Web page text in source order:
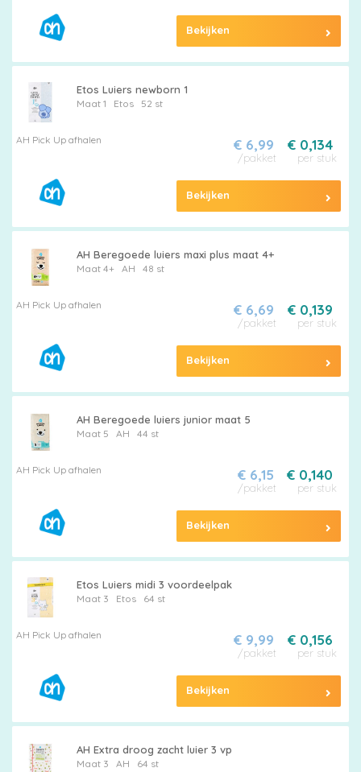
Bekijken
Etos Luiers newborn 1
Maat 1 Etos 52 st
AH Pick Up afhalen € 0,134
per stuk
€ 6,99
/pakket
Bekijken
AH Beregoede luiers maxi plus maat 4+
Maat 4+ AH 48 st
AH Pick Up afhalen € 0,139
per stuk
€ 6,69
/pakket
Bekijken
AH Beregoede luiers junior maat 5
Maat 5 AH 44 st
AH Pick Up afhalen € 0,140
per stuk
€ 6,15
/pakket
Bekijken
Etos Luiers midi 3 voordeelpak
Maat 3 Etos 64 st
AH Pick Up afhalen € 0,156
per stuk
€ 9,99
/pakket
Bekijken
AH Extra droog zacht luier 3 vp
Maat 3 AH 64 st